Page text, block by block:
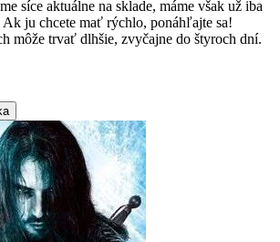
síce aktuálne na sklade, máme však už iba
Ak ju chcete mať rýchlo, ponáhľajte sa!
môže trvať dlhšie, zvyčajne do štyroch dní.